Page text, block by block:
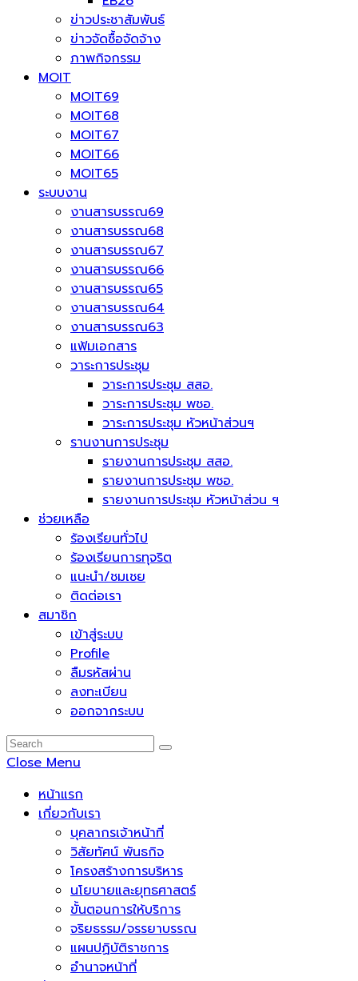
ข่าวประชาสัมพันธ์
ข่าวจัดซื้อจัดจ้าง
ภาพกิจกรรม
MOIT
MOIT69
MOIT68
MOIT67
MOIT66
MOIT65
ระบบงาน
งานสารบรรณ69
งานสารบรรณ68
งานสารบรรณ67
งานสารบรรณ66
งานสารบรรณ65
งานสารบรรณ64
งานสารบรรณ63
แฟ้มเอกสาร
วาระการประชุม
วาระการประชุม สสอ.
วาระการประชุม พชอ.
วาระการประชุม หัวหน้าส่วนฯ
รานงานการประชุม
รายงานการประชุม สสอ.
รายงานการประชุม พชอ.
รายงานการประชุม หัวหน้าส่วน ฯ
ช่วยเหลือ
ร้องเรียนทั่วไป
ร้องเรียนการทุจริต
แนะนำ/ชมเชย
ติดต่อเรา
สมาชิก
เข้าสู่ระบบ
Profile
ลืมรหัสผ่าน
ลงทะเบียน
ออกจากระบบ
Close Menu
หน้าแรก
เกี่ยวกับเรา
บุคลากรเจ้าหน้าที่
วิสัยทัศน์ พันธกิจ
โครงสร้างการบริหาร
นโยบายและยุทธศาสตร์
ขั้นตอนการให้บริการ
จริยธรรม/จรรยาบรรณ
แผนปฏิบัติราชการ
อำนาจหน้าที่